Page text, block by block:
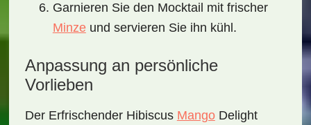
Garnieren Sie den Mocktail mit frischer
Minzeund servieren Sie ihn kühl.
Anpassung an persönliche
Vorlieben
Der Erfrischender Hibiscus MangoDelight